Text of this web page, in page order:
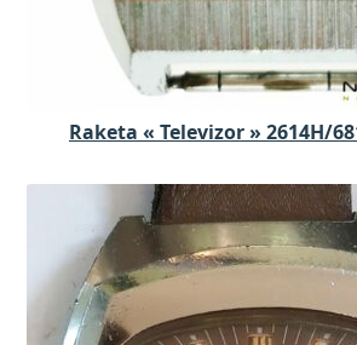
Raketa « Televizor » 2614H/